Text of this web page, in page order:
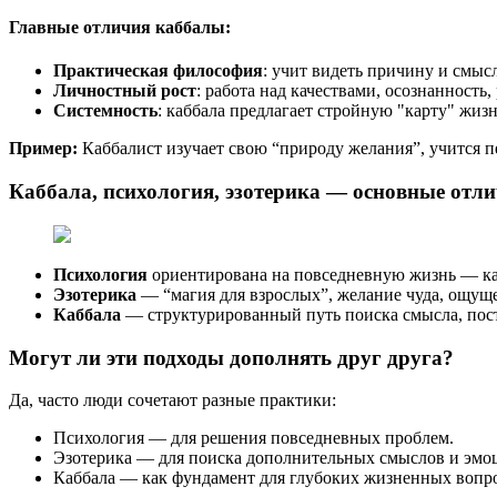
Главные отличия каббалы:
Практическая философия: учит видеть причину и
Личностный рост: работа над качествами,
Системность: каббала предлагает стройную "карту"
Пример: Каббалист изучает свою “природу желания”, учится
Каббала, психология, эзотерика — основные
Психология ориентирована на повседневную жизнь —
Эзотерика — “магия для взрослых”, желание чуда,
Каббала — структурированный путь поиска смысла,
Могут ли эти подходы дополнять друг друга?
Да, часто люди сочетают разные практики:
Психология — для решения повседневных проблем.
Эзотерика — для поиска дополнительных смыслов и
Каббала — как фундамент для глубоких жизненных